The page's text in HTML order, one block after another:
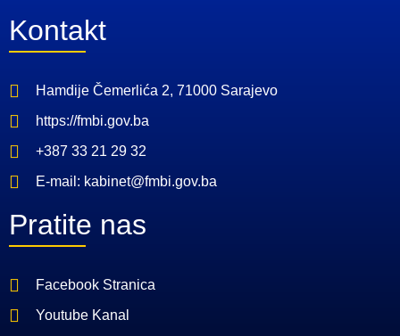
Kontakt
Hamdije Čemerlića 2, 71000 Sarajevo
https://fmbi.gov.ba
+387 33 21 29 32
E-mail: kabinet@fmbi.gov.ba
Pratite nas
Facebook Stranica
Youtube Kanal